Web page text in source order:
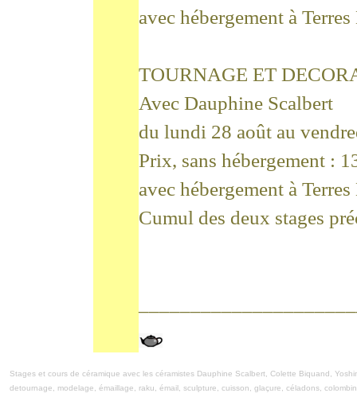
avec hébergement à
TOURNAGE ET
Avec Dauphine Scalbert
du lundi 28 août au
Prix, sans hébergement :
avec hébergement à
Cumul des deux stages
Stages et cours de céramique avec les céramistes Dauphine Scalbert, Colette Biquand,
detournage, modelage, émaillage, raku, émail, sculpture, cuisson, glaçure, céladons,